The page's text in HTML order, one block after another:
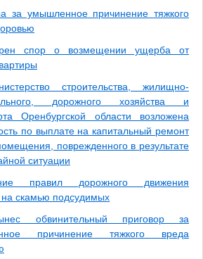
за умышленное причинение тяжкого
спор о возмещении ущерба от
строительства, жилищно-
дорожного хозяйства и
Оренбургской области возложена
по выплате на капитальный ремонт
поврежденного в результате
ситуации
правил дорожного движения
на скамью подсудимых
обвинительный приговор за
причинение тяжкого вреда